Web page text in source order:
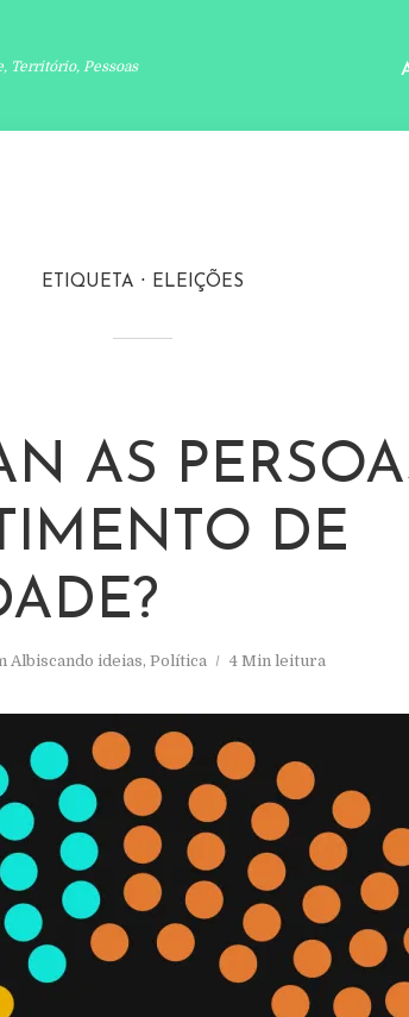
Território, Pessoas
ETIQUETA ELEIÇÕES
AS
DE
Albiscando ideias, Política 4 Min leitura